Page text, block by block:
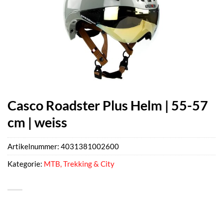
Casco Roadster Plus Helm | 55-57
cm | weiss
Artikelnummer: 4031381002600
Kategorie: MTB, Trekking & City